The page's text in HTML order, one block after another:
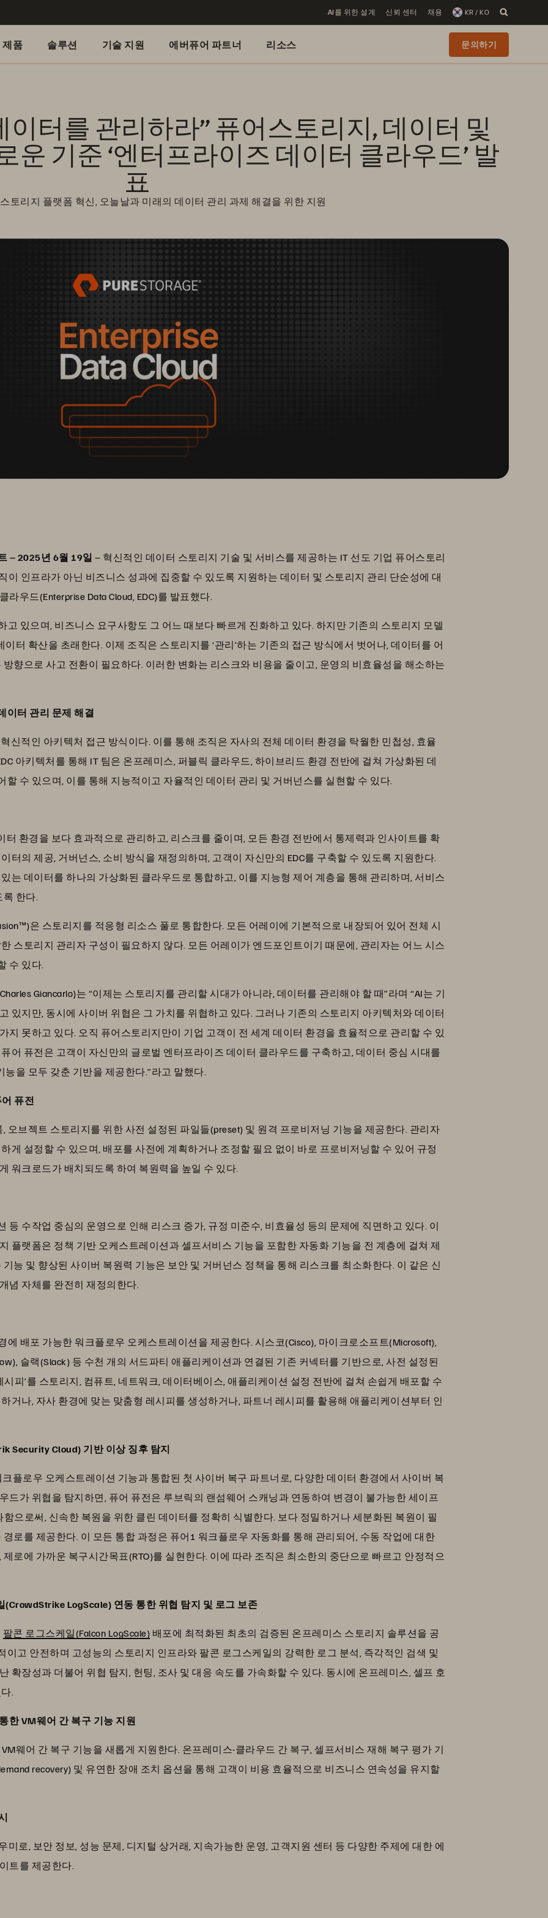
AI를 위한 설계 신뢰 센터 채용 KR / KO
제품 솔루션 기술 지원 에버퓨어 파트너 리소스 문의하기
운 기준 ‘엔터프라이즈 데이터 클라우드’ 발
토리지 플랫폼 혁신, 오늘날과 미래의 데이터 관리 과제 해결을 위한 지원
– 2025년 6월 19일 – 혁신적인 데이터 스토리지 기술 및 서비스를 제공하는 IT 선도 기업 퓨어스토리
이 인프라가 아닌 비즈니스 성과에 집중할 수 있도록 지원하는 데이터 및 스토리지 관리 단순성에 대
우드(Enterprise Data Cloud, EDC)를 발표했다.
고 있으며, 비즈니스 요구사항도 그 어느 때보다 빠르게 진화하고 있다. 하지만 기존의 스토리지 모델
터 확산을 초래한다. 이제 조직은 스토리지를 ‘관리’하는 기존의 접근 방식에서 벗어나, 데이터를 어
향으로 사고 전환이 필요하다. 이러한 변화는 리스크와 비용을 줄이고, 운영의 비효율성을 해소하는
이터 관리 문제 해결
신적인 아키텍처 접근 방식이다. 이를 통해 조직은 자사의 전체 데이터 환경을 탁월한 민첩성, 효율
아키텍처를 통해 IT 팀은 온프레미스, 퍼블릭 클라우드, 하이브리드 환경 전반에 걸쳐 가상화된 데
수 있으며, 이를 통해 지능적이고 자율적인 데이터 관리 및 거버넌스를 실현할 수 있다.
터 환경을 보다 효과적으로 관리하고, 리스크를 줄이며, 모든 환경 전반에서 통제력과 인사이트를 확
터의 제공, 거버넌스, 소비 방식을 재정의하며, 고객이 자신만의 EDC를 구축할 수 있도록 지원한다.
는 데이터를 하나의 가상화된 클라우드로 통합하고, 이를 지능형 제어 계층을 통해 관리하며, 서비스
록 한다.
은 스토리지를 적응형 리소스 풀로 통합한다. 모든 어레이에 기본적으로 내장되어 있어 전체 시
스토리지 관리자 구성이 필요하지 않다. 모든 어레이가 엔드포인트이기 때문에, 관리자는 어느 시스
수 있다.
Giancarlo)는 “이제는 스토리지를 관리할 시대가 아니라, 데이터를 관리해야 할 때”라며 “AI는 기
있지만, 동시에 사이버 위협은 그 가치를 위협하고 있다. 그러나 기존의 스토리지 아키텍처와 데이터
지 못하고 있다. 오직 퓨어스토리지만이 기업 고객이 전 세계 데이터 환경을 효율적으로 관리할 수 있
어 퓨전은 고객이 자신만의 글로벌 엔터프라이즈 데이터 클라우드를 구축하고, 데이터 중심 시대를
을 모두 갖춘 기반을 제공한다.”라고 말했다.
퓨전
오브젝트 스토리지를 위한 사전 설정된 파일들(preset) 및 원격 프로비저닝 기능을 제공한다. 관리자
게 설정할 수 있으며, 배포를 사전에 계획하거나 조정할 필요 없이 바로 프로비저닝할 수 있어 규정
워크로드가 배치되도록 하여 복원력을 높일 수 있다.
등 수작업 중심의 운영으로 인해 리스크 증가, 규정 미준수, 비효율성 등의 문제에 직면하고 있다. 이
플랫폼은 정책 기반 오케스트레이션과 셀프서비스 기능을 포함한 자동화 기능을 전 계층에 걸쳐 제
능 및 향상된 사이버 복원력 기능은 보안 및 거버넌스 정책을 통해 리스크를 최소화한다. 이 같은 신
념 자체를 완전히 재정의한다.
에 배포 가능한 워크플로우 오케스트레이션을 제공한다. 시스코(Cisco), 마이크로소프트(Microsoft),
슬랙(Slack) 등 수천 개의 서드파티 애플리케이션과 연결된 기존 커넥터를 기반으로, 사전 설정된
피’를 스토리지, 컴퓨트, 네트워크, 데이터베이스, 애플리케이션 설정 전반에 걸쳐 손쉽게 배포할 수
거나, 자사 환경에 맞는 맞춤형 레시피를 생성하거나, 파트너 레시피를 활용해 애플리케이션부터 인
Security Cloud) 기반 이상 징후 탐지
플로우 오케스트레이션 기능과 통합된 첫 사이버 복구 파트너로, 다양한 데이터 환경에서 사이버 복
드가 위협을 탐지하면, 퓨어 퓨전은 루브릭의 랜섬웨어 스캐닝과 연동하여 변경이 불가능한 세이프
으로써, 신속한 복원을 위한 클린 데이터를 정확히 식별한다. 보다 정밀하거나 세분화된 복원이 필
로를 제공한다. 이 모든 통합 과정은 퓨어1 워크플로우 자동화를 통해 관리되어, 수동 작업에 대한
로에 가까운 복구시간목표(RTO)를 실현한다. 이에 따라 조직은 최소한의 중단으로 빠르고 안정적으
LogScale) 연동 통한 위협 탐지 및 로그 보존
팔콘 로그스케일(Falcon LogScale) 배포에 최적화된 최초의 검증된 온프레미스 스토리지 솔루션을 공
고 안전하며 고성능의 스토리지 인프라와 팔콘 로그스케일의 강력한 로그 분석, 즉각적인 검색 및
확장성과 더불어 위협 탐지, 헌팅, 조사 및 대응 속도를 가속화할 수 있다. 동시에 온프레미스, 셀프 호
.
한 VM웨어 간 복구 기능 지원
웨어 간 복구 기능을 새롭게 지원한다. 온프레미스-클라우드 간 복구, 셀프서비스 재해 복구 평가 기
recovery) 및 유연한 장애 조치 옵션을 통해 고객이 비용 효율적으로 비즈니스 연속성을 유지할
미로, 보안 정보, 성능 문제, 디지털 상거래, 지속가능한 운영, 고객지원 센터 등 다양한 주제에 대한 에
트를 제공한다.